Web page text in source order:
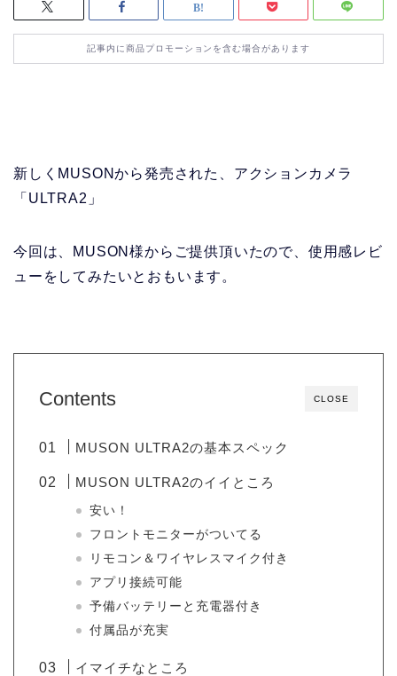
記事内に商品プロモーションを含む場合があります
新しくMUSONから発売された、アクションカメラ
「ULTRA2」
今回は、MUSON様からご提供頂いたので、使用感レビ
ューをしてみたいとおもいます。
CLOSE
Contents
MUSON ULTRA2の基本スペック
MUSON ULTRA2のイイところ
安い！
フロントモニターがついてる
リモコン＆ワイヤレスマイク付き
アプリ接続可能
予備バッテリーと充電器付き
付属品が充実
イマイチなところ